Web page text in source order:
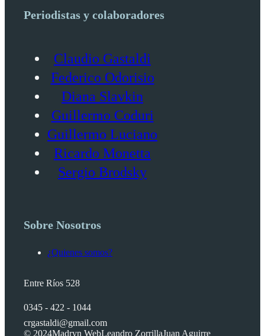
Periodistas y colaboradores
Claudio Gastaldi
Federico Odorisio
Diana Slavkin
Guillermo Coduri
Guillermo Luciano
Ricardo Monetta
Sergio Brodsky
Sobre Nosotros
¿Quienes somos?
Entre Ríos 528
0345 - 422 - 1044
crgastaldi@gmail.com
© 2024Madryn WebLeandro ZorrillaJuan Aguirre